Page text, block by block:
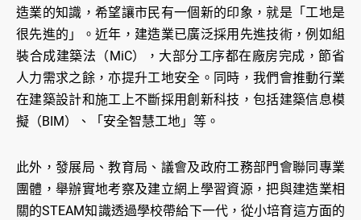
造業的知識，希望讓市民有一個新的印象，就是「工地是
很先進的」。近年，建造業已廣泛採用先進技術，例如組
裝合成建築法（MiC），大部分工序都在廠房完成，節省
人力需求之餘，亦提升工地安全。同時，我們會推動行業
在建築設計和施工上不斷採用創新科技，包括建築信息模
擬（BIM）、「安全智慧工地」等。
此外，發展局、教育局、議會及政府工務部門會聯同專業
團體，舉辦實地考察及建立網上學習資源，把與建造業相
關的STEAM知識透過學校帶給下一代，從小培育這方面的